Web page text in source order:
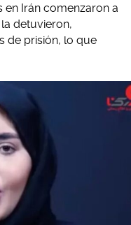
Irán comenzaron a
detuvieron,
de prisión, lo que